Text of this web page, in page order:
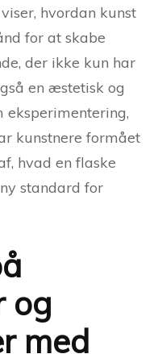
hvordan kunst
for at skabe
der ikke kun har
en æstetisk og
eksperimentering,
kunstnere formået
hvad en flaske
standard for
og
med